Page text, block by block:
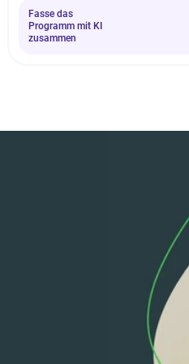
Fasse das
Programm mit KI
zusammen